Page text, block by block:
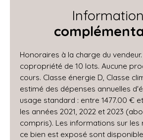
Honoraires à la charge du
copropriété de 10 lots. Aucune
cours. Classe énergie D, Classe
estimé des dépenses annuelles
usage standard : entre 1477.00 €
les années 2021, 2022 et 2023
compris). Les informations sur les
ce bien est exposé sont